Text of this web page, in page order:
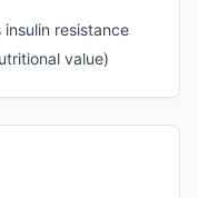
resistance
value)